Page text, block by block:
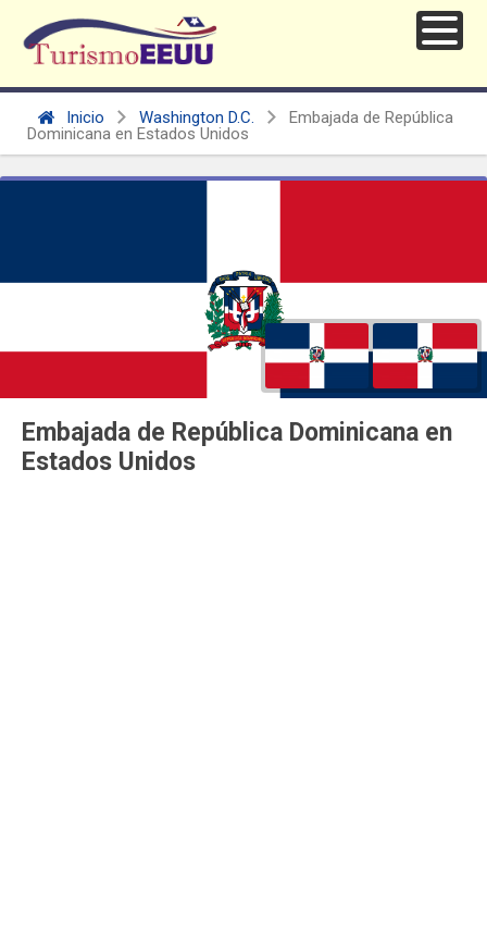
Inicio Washington D.C.
Embajada de República
Dominicana en Estados Unidos
Embajada de República Dominicana en
Estados Unidos